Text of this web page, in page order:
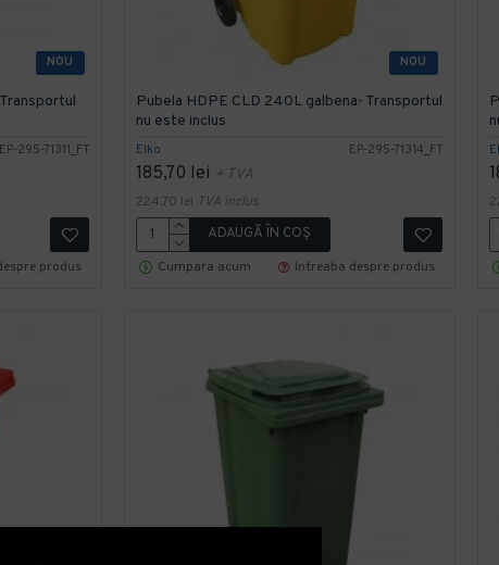
NOU
EP-295-71311_FT
produs
NOU
Elko EP-295-71314_FT
Pubela HDPE CLD 240L galbena- Transportul
nu este inclus
185,70 lei + TVA
224,70 lei TVA inclus
ADAUGĂ ÎN COŞ
Cumpara acum
Intreaba despre produs